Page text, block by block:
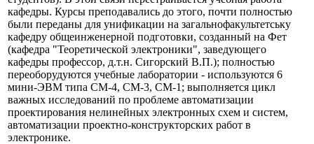
кафедры. Курсы преподавались до этого, почти полностью
были переданы для унификации на загальнофакультетську
кафедру общеинженерной подготовки, созданный на Фет
(кафедра "Теоретической электроники", заведующего
кафедры профессор, д.т.н. Сигорский В.П.); полностью
переоборудуются учебные лаборатории - используются 6
мини-ЭВМ типа СМ-4, СМ-3, СМ-1; выполняется цикл
важных исследований по проблеме автоматизации
проектирования нелинейных электронных схем и систем,
автоматизации проектно-конструкторских работ в
электронике.